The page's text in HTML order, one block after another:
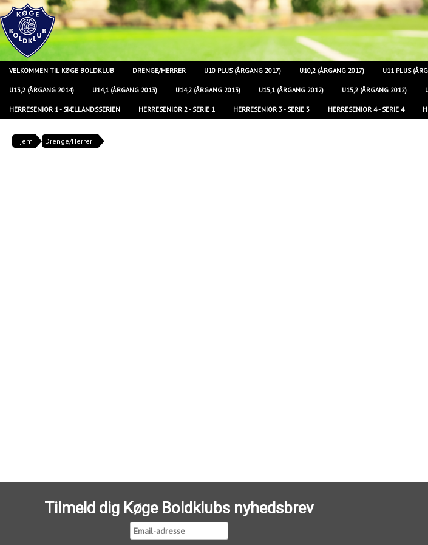
VELKOMMEN TIL KØGE BOLDKLUB DRENGE/HERRER U10 PLUS (ÅRGANG 2017) U10,2 (ÅRGANG 2017) U11 PLUS
U13,2 (ÅRGANG 2014) U14,1 (ÅRGANG 2013) U14,2 (ÅRGANG 2013) U15,1 (ÅRGANG 2012) U15,2 (ÅRGANG 2012)
HERRESENIOR 1 - SJÆLLANDSSERIEN HERRESENIOR 2 - SERIE 1 HERRESENIOR 3 - SERIE 3 HERRESENIOR 4 - SERIE 4
Hjem Drenge/Herrer
Tilmeld dig Køge Boldklubs nyhedsbrev